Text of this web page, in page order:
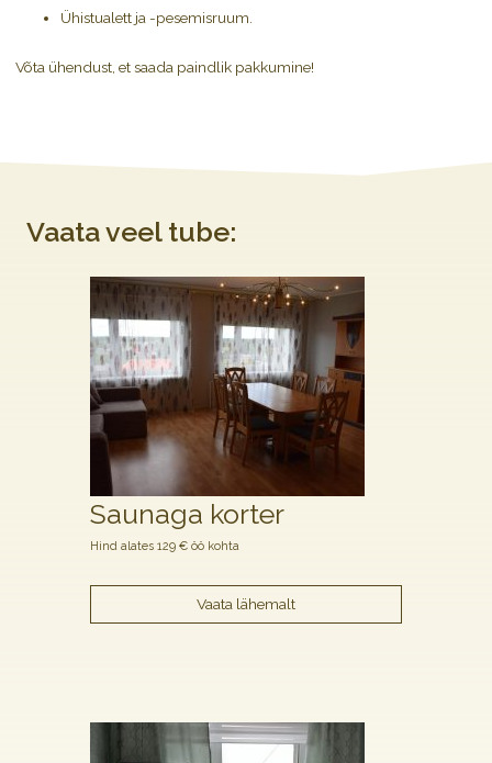
Ühistualett ja -pesemisruum.
Võta ühendust, et saada paindlik pakkumine!
Vaata veel tube:
Saunaga korter
Hind alates 129 € öö kohta